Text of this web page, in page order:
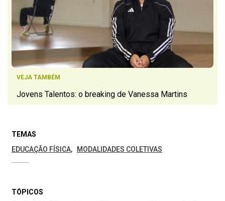
VEJA TAMBÉM
Jovens Talentos: o breaking de Vanessa Martins
TEMAS
EDUCAÇÃO FÍSICA
MODALIDADES COLETIVAS
TÓPICOS